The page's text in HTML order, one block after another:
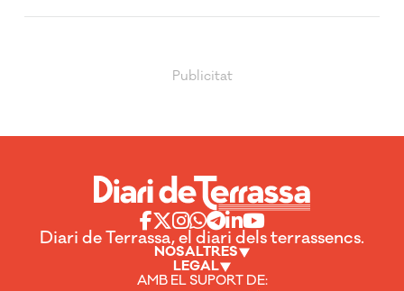
Diari de Terrassa, el diari dels terrassencs.
NOSALTRES
LEGAL
AMB EL SUPORT DE: